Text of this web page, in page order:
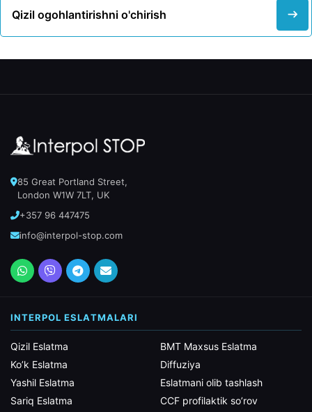
Qizil ogohlantirishni o'chirish
85 Great Portland Street,
London W1W 7LT, UK
+357 96 447475
info@interpol-stop.com
INTERPOL ESLATMALARI
Qizil Eslatma
Ko’k Eslatma
Yashil Eslatma
Sariq Eslatma
BMT Maxsus Eslatma
Diffuziya
Eslatmani olib tashlash
CCF profilaktik so’rov